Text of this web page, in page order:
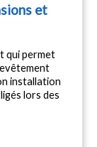
et
qui permet
installation
lors des